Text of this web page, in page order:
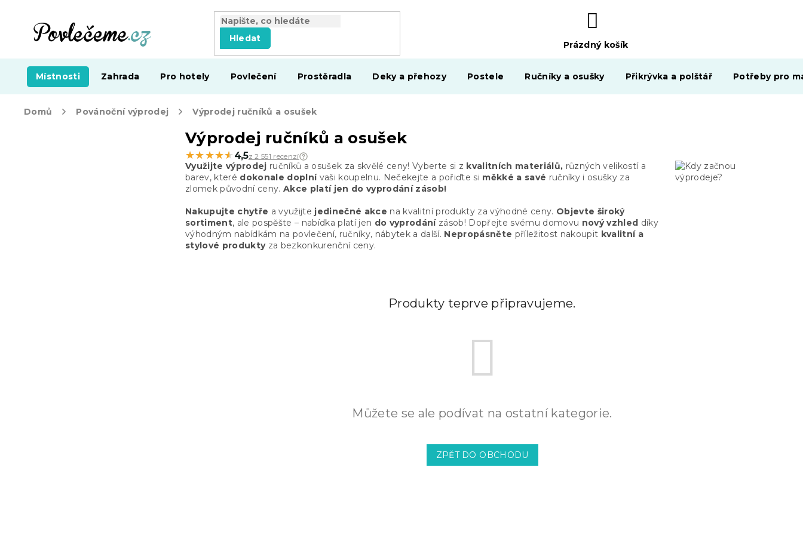
Hledat
NÁKUPNÍ
KOŠÍK
Prázdný košík
Místnosti Zahrada Pro hotely Povlečení Prostěradla Deky a přehozy Postele Ručníky a osušky Přikrývka a polštář Potřeby pro
Domů Povánoční výprodej Výprodej ručníků a osušek
Výprodej ručníků a osušek
★★★★★
★★★★★ 4,5z 2 551 recenzí
Využijte výprodej ručníků a osušek za skvělé ceny! Vyberte si z kvalitních materiálů, různých velikostí a
barev, které dokonale doplnívaši koupelnu. Nečekejte a pořiďte si měkké a savé ručníky i osušky za
zlomek původní ceny. Akce platí jen do vyprodání zásob!
Nakupujte chytře a využijte jedinečné akce na kvalitní produkty za výhodné ceny. Objevte široký
sortiment, ale pospěšte – nabídka platí jen do vyprodánízásob! Dopřejte svému domovu nový vzhled díky
výhodným nabídkám na povlečení, ručníky, nábytek a další. Nepropásněte příležitost nakoupit kvalitní a
stylové produktyza bezkonkurenční ceny.
Produkty teprve připravujeme.
Můžete se ale podívat na ostatní kategorie.
ZPĚT DO OBCHODU